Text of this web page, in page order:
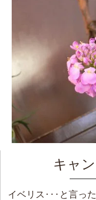
キャ
イベリス･･･と言っ